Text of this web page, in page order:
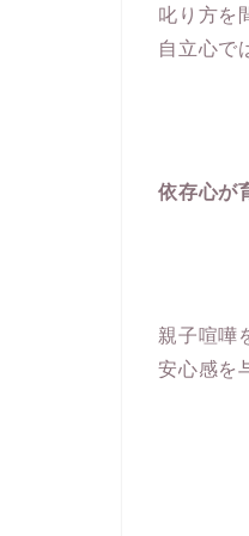
叱り方を
自立心で
依存心が
親子喧嘩
安心感を